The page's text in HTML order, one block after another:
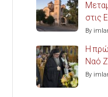
στις
By
Η
Ναό
By